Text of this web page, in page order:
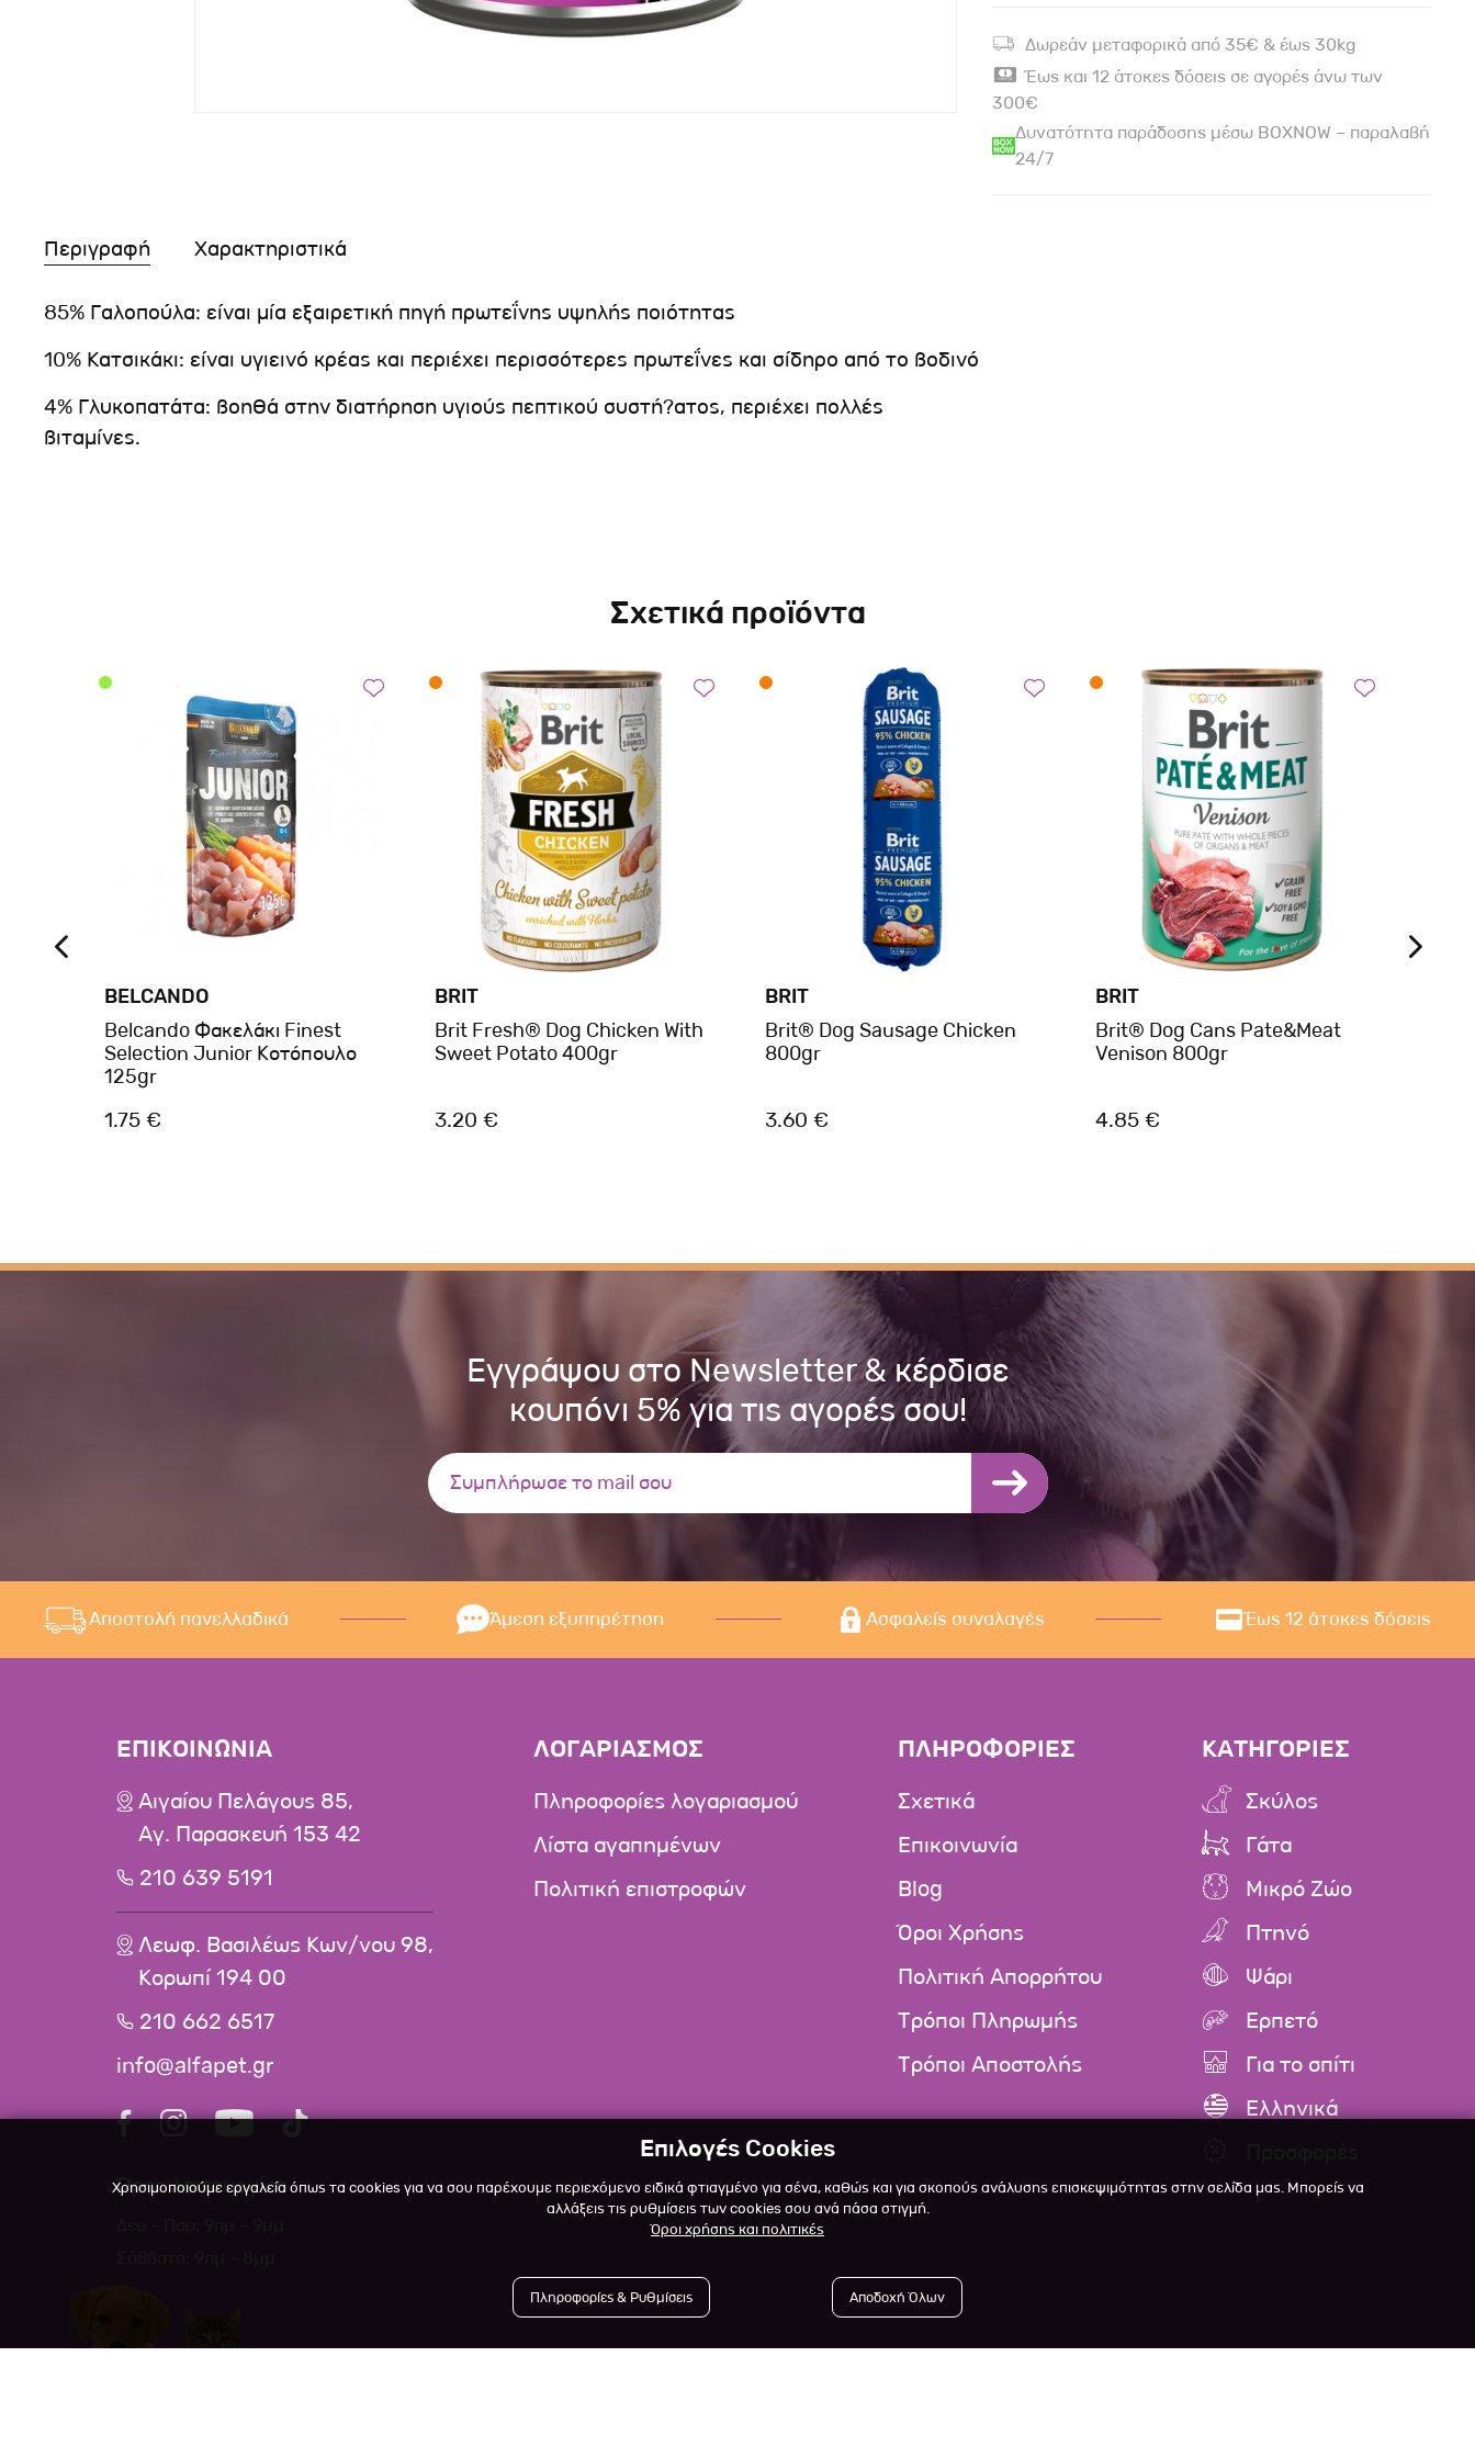
Δωρεάν μεταφορικά από 35€ & έως 30kg
Έως και 12 άτοκες δόσεις σε αγορές άνω των
300€
Δυνατότητα παράδοσης μέσω BOXNOW – παραλαβή
24/7
Περιγραφή Χαρακτηριστικά
85% Γαλοπούλα: είναι μία εξαιρετική πηγή πρωτεΐνης υψηλής ποιότητας
10% Κατσικάκι: είναι υγιεινό κρέας και περιέχει περισσότερες πρωτεΐνες και σίδηρο από το βοδινό
4% Γλυκοπατάτα: βοηθά στην διατήρηση υγιούς πεπτικού συστή?ατος, περιέχει πολλές
βιταμίνες.
Σχετικά προϊόντα
BELCANDO
Belcando Φακελάκι Finest
Selection Junior Κοτόπουλο
125gr
1.75 €
BRIT
Brit Fresh® Dog Chicken With
Sweet Potato 400gr
3.20 €
BRIT
Brit® Dog Sausage Chicken
800gr
3.60 €
BRIT
Brit® Dog Cans Pate&Meat
Venison 800gr
4.85 €
Εγγράψου στο Newsletter & κέρδισε
κουπόνι 5% για τις αγορές σου!
Αποστολή πανελλαδικά Άμεση εξυπηρέτηση Ασφαλείς συναλαγές Έως 12 άτοκες δόσεις
ΕΠΙΚΟΙΝΩΝΙΑ
Αιγαίου Πελάγους 85,
Αγ. Παρασκευή 153 42
210 639 5191
Λεωφ. Βασιλέως Κων/νου 98,
Κορωπί 194 00
210 662 6517
info@alfapet.gr
Ώρες λειτουργίας
ΛΟΓΑΡΙΑΣΜΟΣ
Πληροφορίες λογαριασμού
Λίστα αγαπημένων
Πολιτική επιστροφών
ΠΛΗΡΟΦΟΡΙΕΣ
Σχετικά
Επικοινωνία
Blog
Όροι Χρήσης
Πολιτική Απορρήτου
Τρόποι Πληρωμής
Τρόποι Αποστολής
ΚΑΤΗΓΟΡΙΕΣ
Σκύλος
Γάτα
Μικρό Ζώο
Πτηνό
Ψάρι
Ερπετό
Για το σπίτι
Ελληνικά
Επιλογές Cookies
Χρησιμοποιούμε εργαλεία όπως τα cookies για να σου παρέχουμε περιεχόμενο ειδικά φτιαγμένο για σένα, καθώς και για σκοπούς ανάλυσης επισκεψιμότητας στην σελίδα μας. Μπορείς να
αλλάξεις τις ρυθμίσεις των cookies σου ανά πάσα στιγμή.
Όροι χρήσης και πολιτικές
Πληροφορίες & Ρυθμίσεις Αποδοχή Όλων